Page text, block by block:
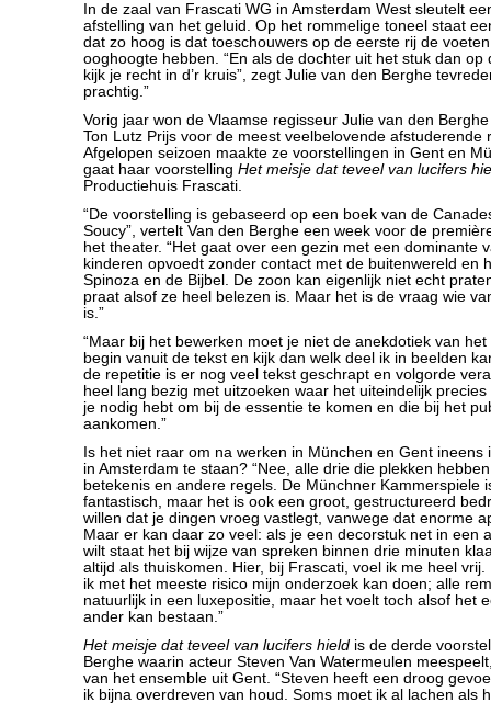
In de zaal van Frascati WG in Amsterdam West sleutelt
afstelling van het geluid. Op het rommelige toneel staat
dat zo hoog is dat toeschouwers op de eerste rij de
ooghoogte hebben. “En als de dochter uit het stuk dan op
kijk je recht in d’r kruis”, zegt Julie van den Berghe
prachtig.”
Vorig jaar won de Vlaamse regisseur Julie van den
Ton Lutz Prijs voor de meest veelbelovende afstuderende
Afgelopen seizoen maakte ze voorstellingen in Gent en
gaat haar voorstelling Het meisje dat teveel van lucifers
Productiehuis Frascati.
“De voorstelling is gebaseerd op een boek van de
Soucy”, vertelt Van den Berghe een week voor de
het theater. “Het gaat over een gezin met een dominante
kinderen opvoedt zonder contact met de buitenwereld en
Spinoza en de Bijbel. De zoon kan eigenlijk niet echt
praat alsof ze heel belezen is. Maar het is de vraag wie
is.”
“Maar bij het bewerken moet je niet de anekdotiek van
begin vanuit de tekst en kijk dan welk deel ik in beelden
de repetitie is er nog veel tekst geschrapt en volgorde
heel lang bezig met uitzoeken waar het uiteindelijk
je nodig hebt om bij de essentie te komen en die bij het
aankomen.”
Is het niet raar om na werken in München en Gent ineens
in Amsterdam te staan? “Nee, alle drie die plekken
betekenis en andere regels. De Münchner Kammerspiele
fantastisch, maar het is ook een groot, gestructureerd
willen dat je dingen vroeg vastlegt, vanwege dat enorme
Maar er kan daar zo veel: als je een decorstuk net in een
wilt staat het bij wijze van spreken binnen drie minuten
altijd als thuiskomen. Hier, bij Frascati, voel ik me heel
ik met het meeste risico mijn onderzoek kan doen; alle
natuurlijk in een luxepositie, maar het voelt toch alsof het
ander kan bestaan.”
Het meisje dat teveel van lucifers hield is de derde
Berghe waarin acteur Steven Van Watermeulen
van het ensemble uit Gent. “Steven heeft een droog
ik bijna overdreven van houd. Soms moet ik al lachen als